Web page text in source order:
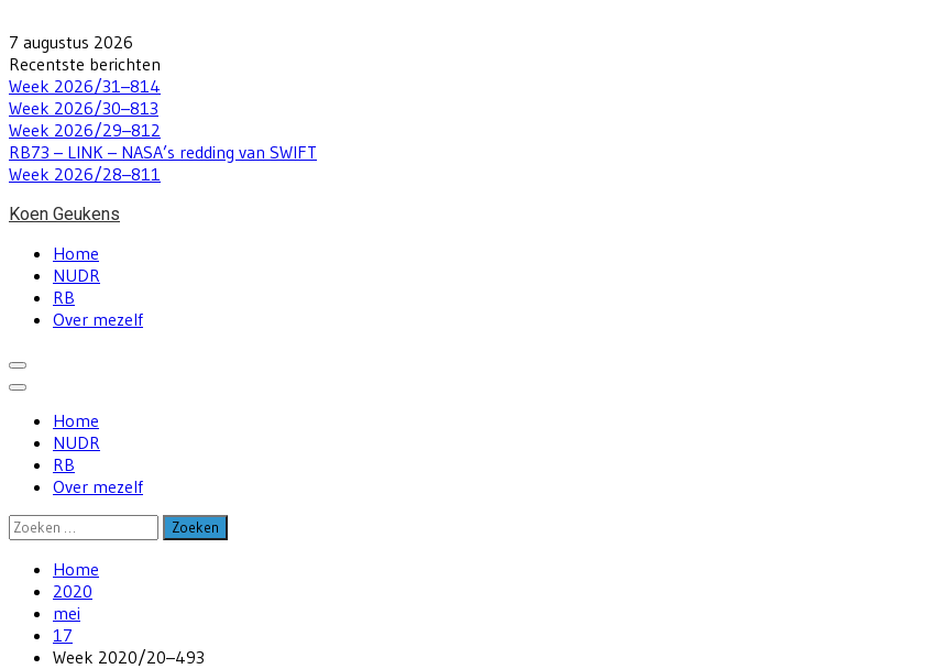
to
content
7 augustus 2026
Recentste berichten
Week 2026/31–814
Week 2026/30–813
Week 2026/29–812
RB73 – LINK – NASA’s redding van SWIFT
Week 2026/28–811
Koen Geukens
Home
NUDR
RB
Over mezelf
Home
NUDR
RB
Over mezelf
Zoeken
naar:
Home
2020
mei
17
Week 2020/20–493